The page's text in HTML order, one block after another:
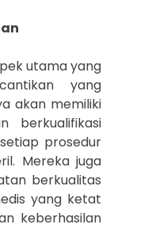
utama yang
yang
akan memiliki
berkualifikasi
prosedur
Mereka juga
berkualitas
yang ketat
keberhasilan